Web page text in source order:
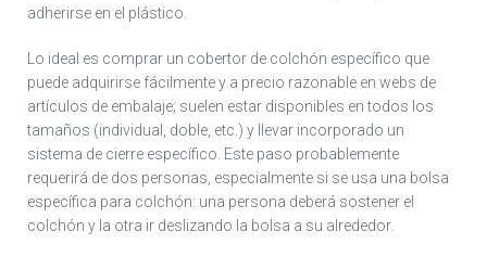
adherirse en el plástico.
Lo ideal es comprar un cobertor de colchón específico que
puede adquirirse fácilmente y a precio razonable en webs de
artículos de embalaje; suelen estar disponibles en todos los
tamaños (individual, doble, etc.) y llevar incorporado un
sistema de cierre específico. Este paso probablemente
requerirá de dos personas, especialmente si se usa una bolsa
específica para colchón: una persona deberá sostener el
colchón y la otra ir deslizando la bolsa a su alrededor.